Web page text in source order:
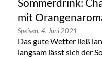
mit
Speisen, 4. Juni 2021
Das gute Wetter ließ
langsam lässt sich der